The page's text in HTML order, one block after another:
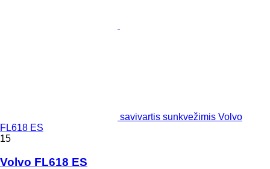
savivartis sunkvežimis Volvo
FL618 ES
15
Volvo FL618 ES